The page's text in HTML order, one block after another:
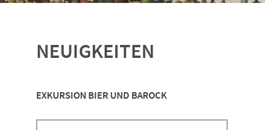
NEUIGKEITEN
EXKURSION BIER UND BAROCK